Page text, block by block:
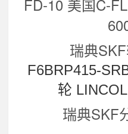
FD-10 美国C-
瑞典
F6BRP415-
轮
瑞典SKF